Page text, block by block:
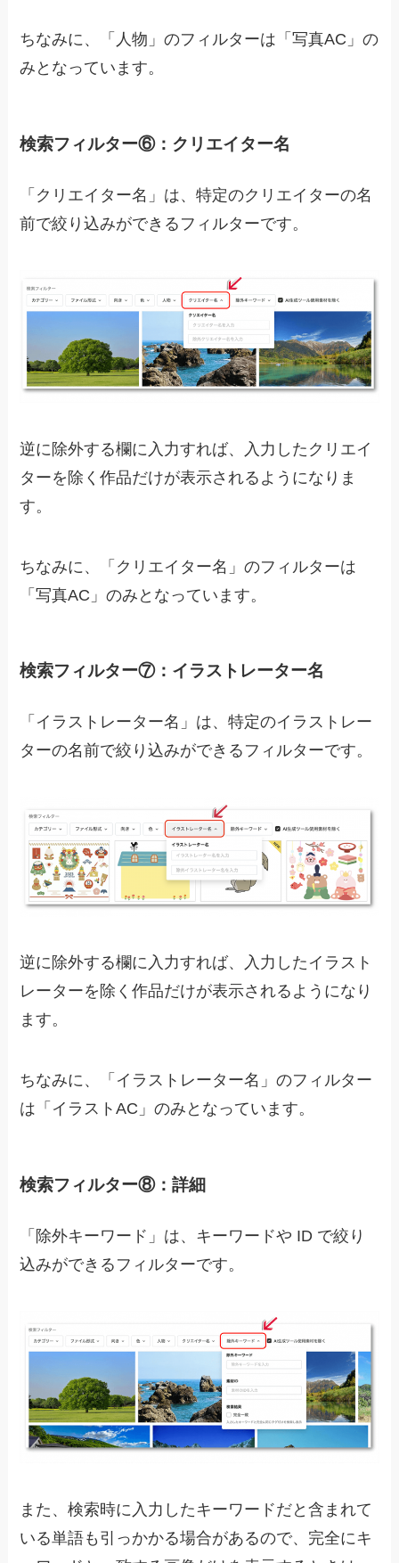
ちなみに、「人物」のフィルターは「写真AC」の
みとなっています。
検索フィルター⑥：クリエイター名
「クリエイター名」は、特定のクリエイターの名
前で絞り込みができるフィルターです。
逆に除外する欄に入力すれば、入力したクリエイ
ターを除く作品だけが表示されるようになりま
す。
ちなみに、「クリエイター名」のフィルターは
「写真AC」のみとなっています。
検索フィルター⑦：イラストレーター名
「イラストレーター名」は、特定のイラストレー
ターの名前で絞り込みができるフィルターです。
逆に除外する欄に入力すれば、入力したイラスト
レーターを除く作品だけが表示されるようになり
ます。
ちなみに、「イラストレーター名」のフィルター
は「イラストAC」のみとなっています。
検索フィルター⑧：詳細
「除外キーワード」は、キーワードや ID で絞り
込みができるフィルターです。
また、検索時に入力したキーワードだと含まれて
いる単語も引っかかる場合があるので、完全にキ